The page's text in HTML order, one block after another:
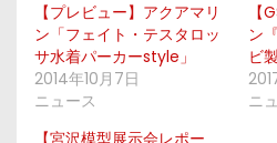
【プレビュー】アクアマリ
ン「フェイト・テスタロッ
サ水着パーカーstyle」
2014年10月7日
ニュース
【
ン
ビ
ニ
【宮沢模型展示会レポー